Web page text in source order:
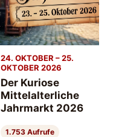
24. OKTOBER – 25.
OKTOBER 2026
Der Kuriose
Mittelalterliche
Jahrmarkt 2026
1.753 Aufrufe